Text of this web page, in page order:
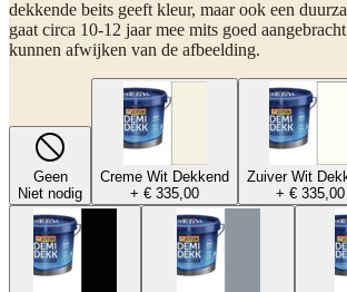
dekkende beits geeft kleur, maar ook een
gaat circa 10-12 jaar mee mits goed
kunnen afwijken van de afbeelding.
Geen
Niet nodig
Creme Wit Dekkend
+ € 335,00
Zuiver Wit
+ € 335,00